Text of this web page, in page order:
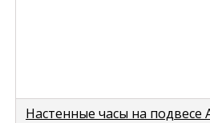
Настенные часы на подвесе